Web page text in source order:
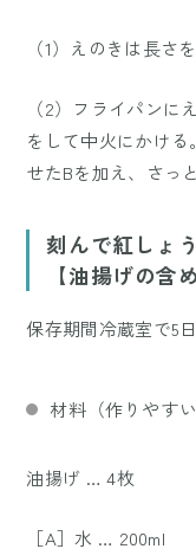
（1）えのきは長さ
（2）フライパンに
をして中火にかけ
せたBを加え、さっ
刻んで紅しょ
【油揚げの含
保存期間冷蔵室で5
材料（作りやすい
油揚げ … 4枚
［A］水 … 200ml